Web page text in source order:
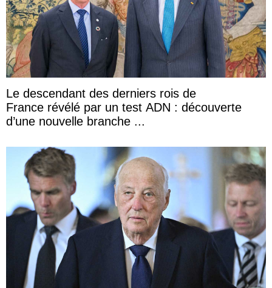
Le descendant des derniers rois de
France révélé par un test ADN : découverte
d’une nouvelle branche ...